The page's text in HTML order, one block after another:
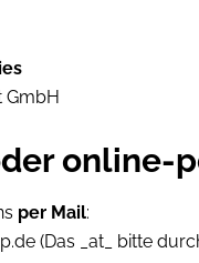
GmbH
online-
per Mail:
(Das _at_ bitte